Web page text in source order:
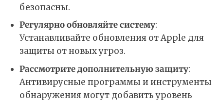
безопасны.
Регулярно обновляйте систему:
Устанавливайте обновления от Apple для
защиты от новых угроз.
Рассмотрите дополнительную защиту:
Антивирусные программы и инструменты
обнаружения могут добавить уровень